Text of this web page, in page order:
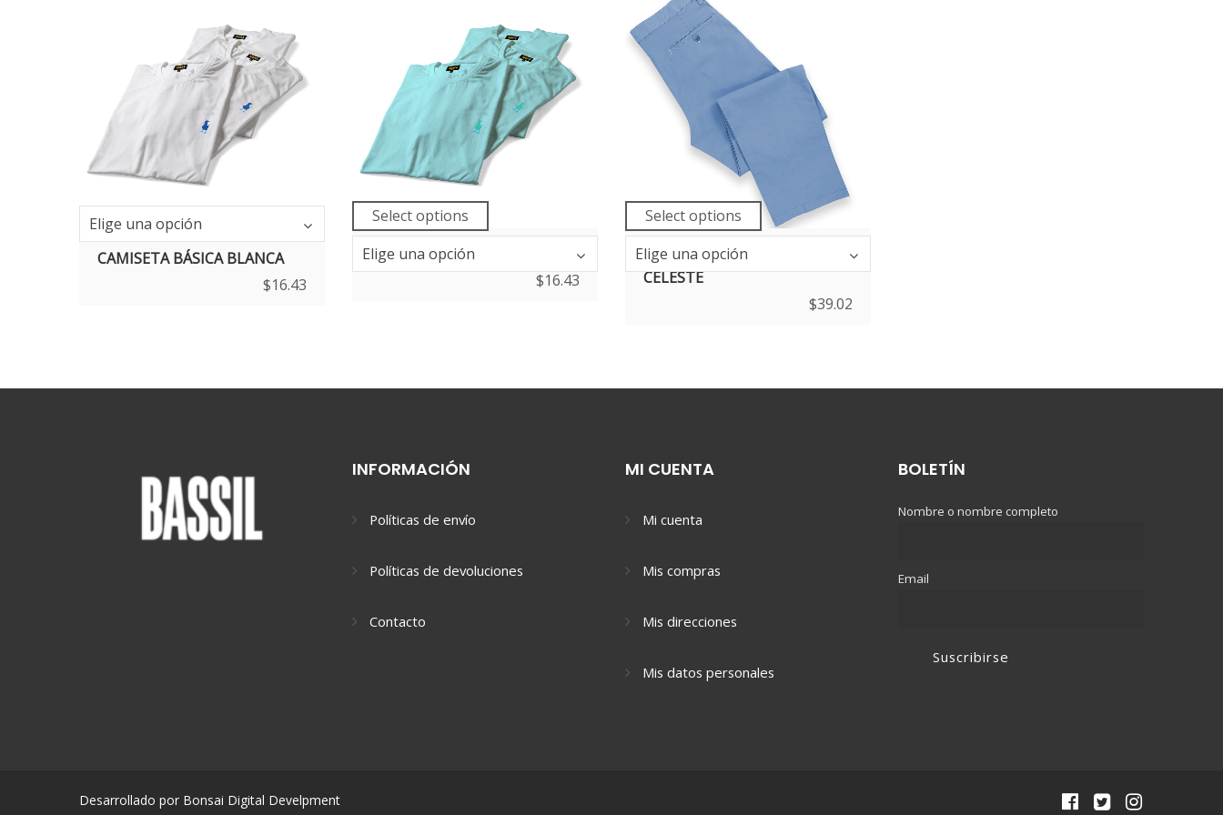
Elige una opción
Talla
CAMISETA BÁSICA BLANCA
$16.43
Select options
Elige una opción
Talla
CAMISETA BÁSICA MENTA
$16.43
Select options
Elige una opción
Talla
PANTALÓN DE GABARDINA
CELESTE
$39.02
INFORMACIÓN
Políticas de envío
Políticas de devoluciones
Contacto
MI CUENTA
Mi cuenta
Mis compras
Mis direcciones
Mis datos personales
BOLETÍN
Nombre o nombre completo
Email
Desarrollado por Bonsai Digital Develpment